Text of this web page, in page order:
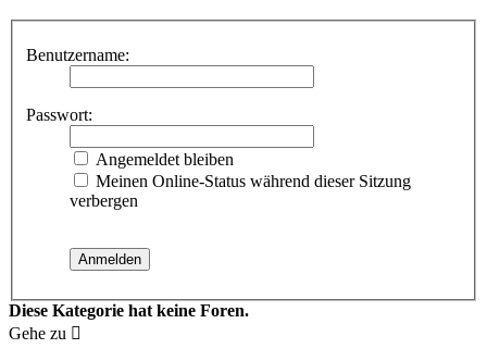
Benutzername:
Passwort:
Angemeldet bleiben
Meinen Online-Status während dieser Sitzung
verbergen
Diese Kategorie hat keine Foren.
Gehe zu